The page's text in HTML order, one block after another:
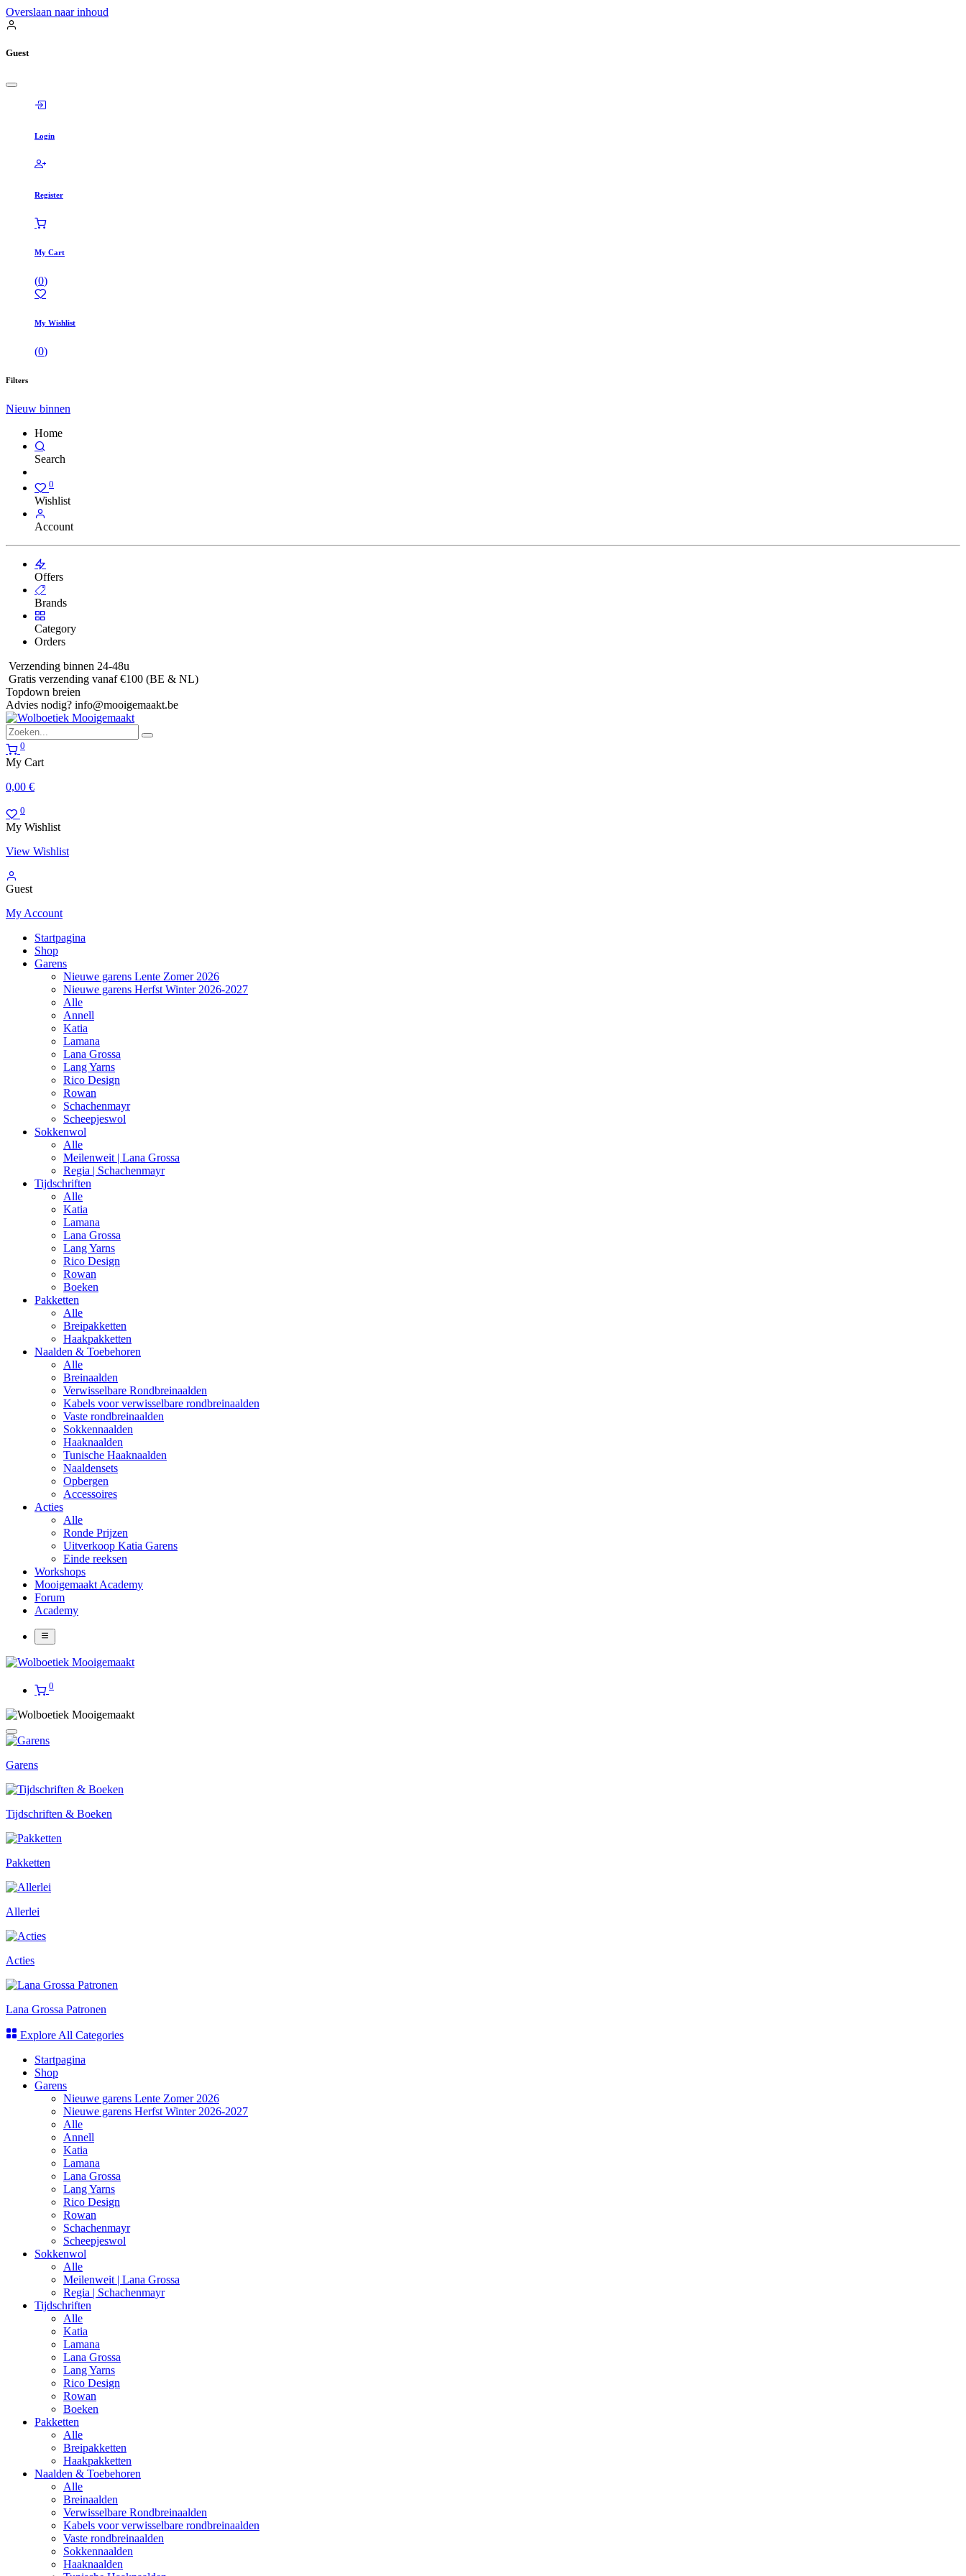
Overslaan naar inhoud
Guest
Login
Register
My Cart
(0)
My Wishlist
(0)
Filters
Nieuw binnen
Home
Search
0
Wishlist
Account
Offers
Brands
Category
Orders
Verzending binnen 24-48u
Gratis verzending vanaf €100 (BE & NL)
Topdown breien
Advies nodig? info@mooigemaakt.be
0
My Cart
0,00 €
0
My Wishlist
View Wishlist
Guest
My Account
Startpagina
Shop
Garens
Nieuwe garens Lente Zomer 2026
Nieuwe garens Herfst Winter 2026-2027
Alle
Annell
Katia
Lamana
Lana Grossa
Lang Yarns
Rico Design
Rowan
Schachenmayr
Scheepjeswol
Sokkenwol
Alle
Meilenweit | Lana Grossa
Regia | Schachenmayr
Tijdschriften
Alle
Katia
Lamana
Lana Grossa
Lang Yarns
Rico Design
Rowan
Boeken
Pakketten
Alle
Breipakketten
Haakpakketten
Naalden & Toebehoren
Alle
Breinaalden
Verwisselbare Rondbreinaalden
Kabels voor verwisselbare rondbreinaalden
Vaste rondbreinaalden
Sokkennaalden
Haaknaalden
Tunische Haaknaalden
Naaldensets
Opbergen
Accessoires
Acties
Alle
Ronde Prijzen
Uitverkoop Katia Garens
Einde reeksen
Workshops
Mooigemaakt Academy
Forum
Academy
0
Garens
Tijdschriften & Boeken
Pakketten
Allerlei
Acties
Lana Grossa Patronen
Explore All Categories
Startpagina
Shop
Garens
Nieuwe garens Lente Zomer 2026
Nieuwe garens Herfst Winter 2026-2027
Alle
Annell
Katia
Lamana
Lana Grossa
Lang Yarns
Rico Design
Rowan
Schachenmayr
Scheepjeswol
Sokkenwol
Alle
Meilenweit | Lana Grossa
Regia | Schachenmayr
Tijdschriften
Alle
Katia
Lamana
Lana Grossa
Lang Yarns
Rico Design
Rowan
Boeken
Pakketten
Alle
Breipakketten
Haakpakketten
Naalden & Toebehoren
Alle
Breinaalden
Verwisselbare Rondbreinaalden
Kabels voor verwisselbare rondbreinaalden
Vaste rondbreinaalden
Sokkennaalden
Haaknaalden